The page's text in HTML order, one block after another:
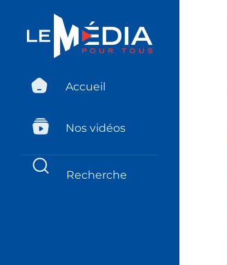
Accueil
Nos vidéos